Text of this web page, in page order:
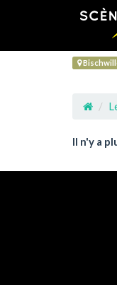
Il n'y a